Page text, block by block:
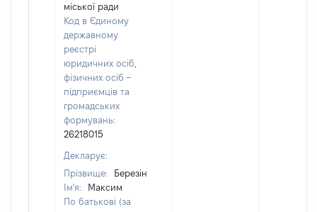
міської ради
Код в Єдиному
державному
реєстрі
юридичних осіб,
фізичних осіб –
підприємців та
громадських
формувань:
26218015
Декларує:
Прізвище:
Березін
Ім'я:
Максим
По батькові (за